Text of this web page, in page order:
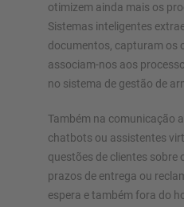
otimizem ainda mais os
Sistemas inteligentes
documentos, capturam os
associam-nos aos
no sistema de gestão de
Também na comunicação
chatbots ou assistentes
questões de clientes sobre
prazos de entrega ou
espera e também fora do